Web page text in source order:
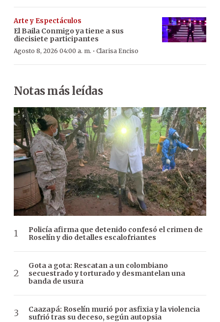
Arte y Espectáculos
El Baila Conmigo ya tiene a sus
diecisiete participantes
Agosto 8, 2026 04:00 a. m. · Clarisa Enciso
Notas más leídas
Policía afirma que detenido confesó el crimen de
Roselín y dio detalles escalofriantes
Gota a gota: Rescatan a un colombiano
secuestrado y torturado y desmantelan una
banda de usura
Caazapá: Roselín murió por asfixia y la violencia
sufrió tras su deceso, según autopsia